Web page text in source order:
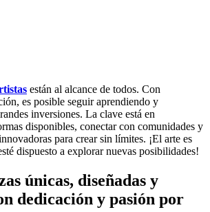
están al alcance de todos. Con
es posible seguir aprendiendo y
inversiones. La clave está en
disponibles, conectar con comunidades y
para crear sin límites. ¡El arte es
dispuesto a explorar nuevas posibilidades!
únicas, diseñadas y
dedicación y pasión por